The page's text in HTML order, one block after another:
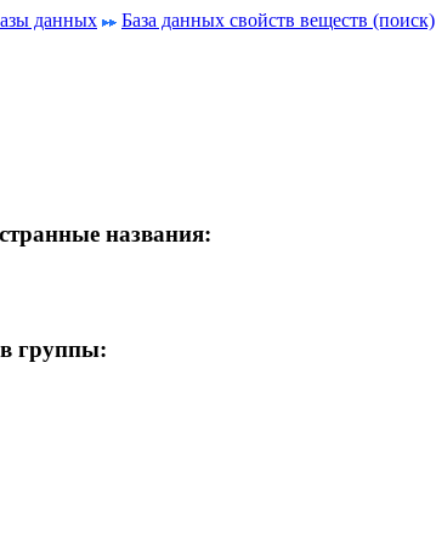
данных База данных свойств веществ (поиск)
названия:
группы: